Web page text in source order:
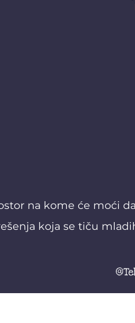
na kome će moći
koja se tiču